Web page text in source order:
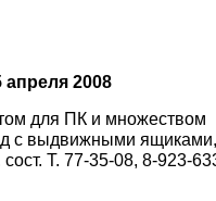
2008
для ПК и множеством
с выдвижными
Т. 77-35-08, 8-923-